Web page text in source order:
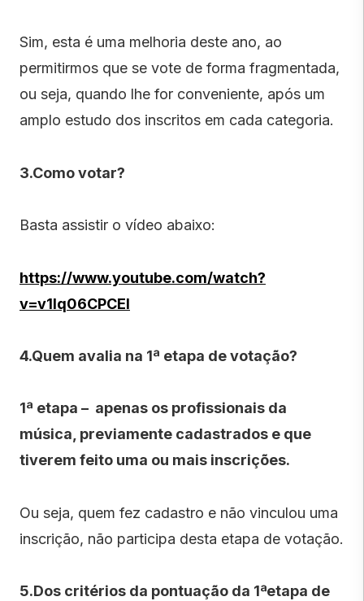
Sim, esta é uma melhoria deste ano, ao
permitirmos que se vote de forma fragmentada,
ou seja, quando lhe for conveniente, após um
amplo estudo dos inscritos em cada categoria.
3.Como votar?
Basta assistir o vídeo abaixo:
https://www.youtube.com/watch?
v=v1lq06CPCEI
4.Quem avalia na 1ª etapa de votação?
1ª etapa – apenas os profissionais da
música, previamente cadastrados e que
tiverem feito uma ou mais inscrições.
Ou seja, quem fez cadastro e não vinculou uma
inscrição, não participa desta etapa de votação.
5.Dos critérios da pontuação da 1ªetapa de